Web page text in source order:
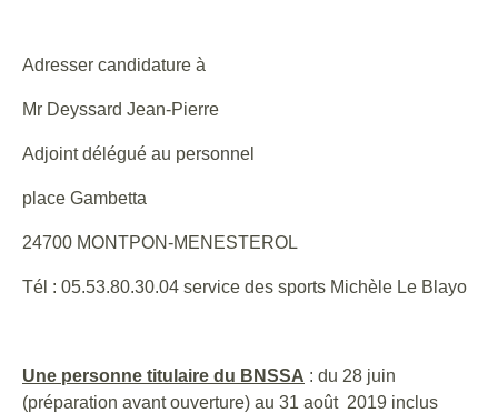
Adresser candidature à
Mr Deyssard Jean-Pierre
Adjoint délégué au personnel
place Gambetta
24700 MONTPON-MENESTEROL
Tél : 05.53.80.30.04 service des sports Michèle Le Blayo
Une personne titulaire du BNSSA : du 28 juin
(préparation avant ouverture) au 31 août 2019 inclus